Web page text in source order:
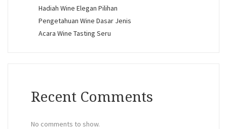
Hadiah Wine Elegan Pilihan
Pengetahuan Wine Dasar Jenis
Acara Wine Tasting Seru
Recent Comments
No comments to show.